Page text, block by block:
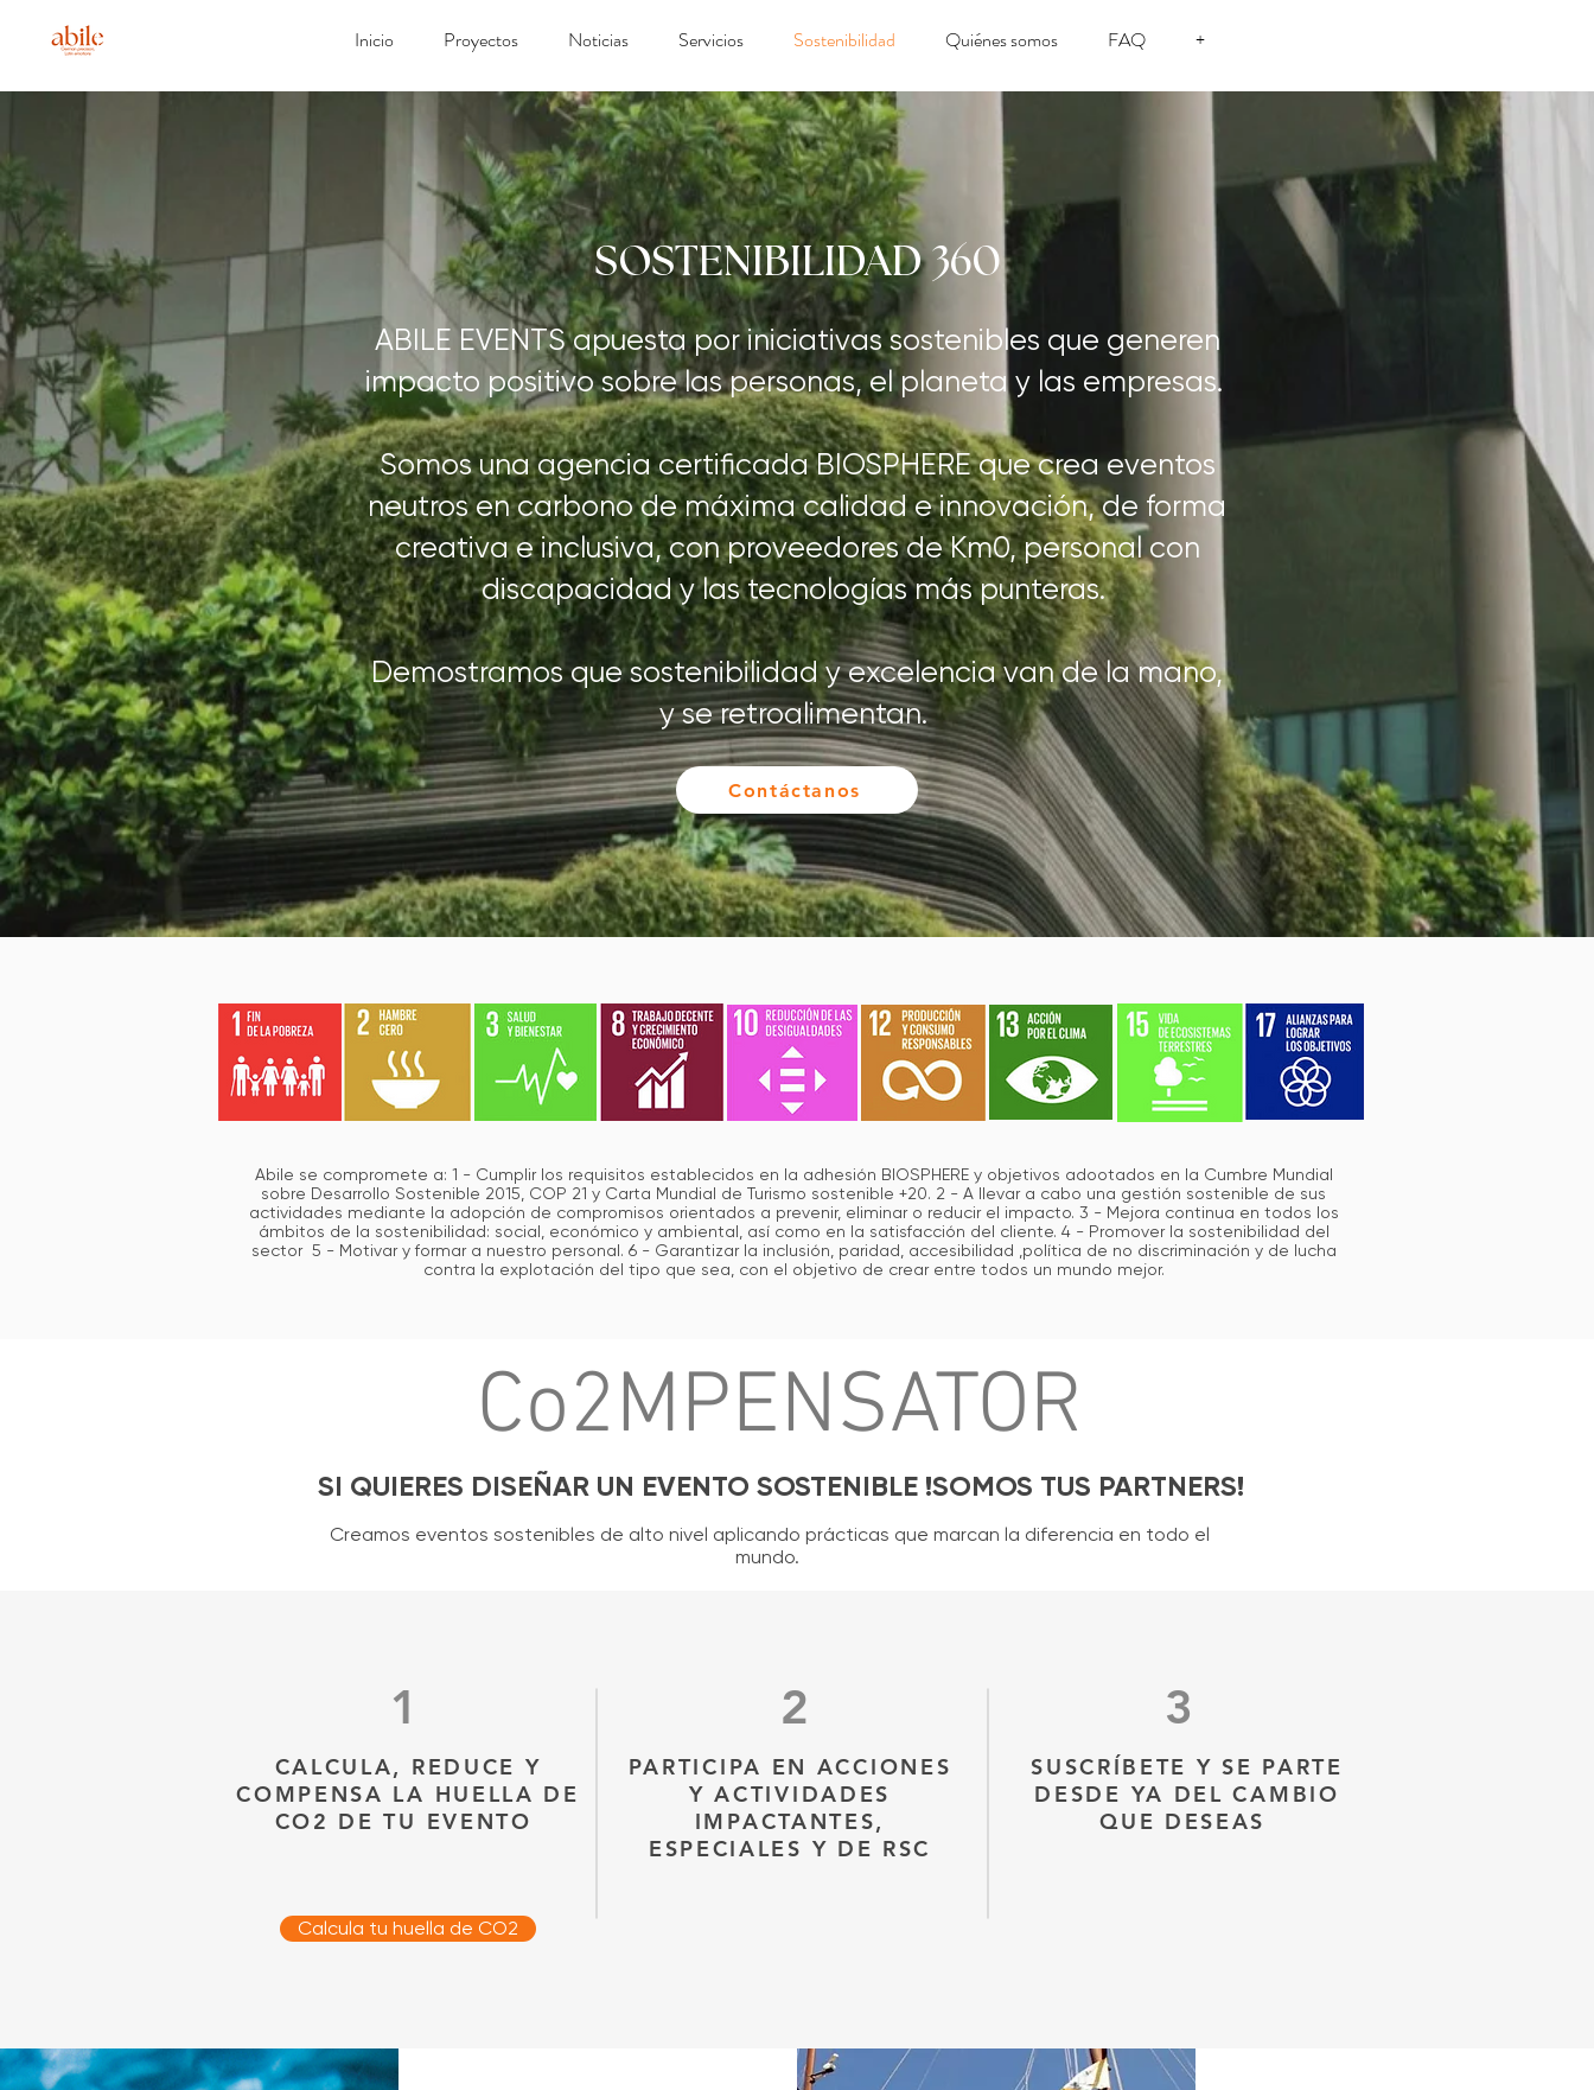
Inicio Proyectos Noticias Servicios Sostenibilidad Quiénes somos FAQ +
SOSTENIBILIDAD 360
ABILE EVENTS apuesta por iniciativas sostenibles que generen
impacto positivo sobre las personas, el planeta y las empresas.
Somos una agencia certificada BIOSPHERE que crea eventos
neutros en carbono de máxima calidad e innovación, de forma
creativa e inclusiva, con proveedores de Km0, personal con
discapacidad y las tecnologías más punteras.
Demostramos que sostenibilidad y excelencia van de la mano,
y se retroalimentan.
Contáctanos
Abile se compromete a: 1 - Cumplir los requisitos establecidos en la adhesión BIOSPHERE y objetivos adootados en la Cumbre Mundial
sobre Desarrollo Sostenible 2015, COP 21 y Carta Mundial de Turismo sostenible +20. 2 - A llevar a cabo una gestión sostenible de sus
actividades mediante la adopción de compromisos orientados a prevenir, eliminar o reducir el impacto. 3 - Mejora continua en todos los
ámbitos de la sostenibilidad: social, económico y ambiental, así como en la satisfacción del cliente. 4 - Promover la sostenibilidad del
sector 5 - Motivar y formar a nuestro personal. 6 - Garantizar la inclusión, paridad, accesibilidad ,política de no discriminación y de lucha
contra la explotación del tipo que sea, con el objetivo de crear entre todos un mundo mejor.
Co2MPENSATOR
SI QUIERES DISEÑAR UN EVENTO SOSTENIBLE !SOMOS TUS PARTNERS!
Creamos eventos sostenibles de alto nivel aplicando prácticas que marcan la diferencia en todo el
mundo.
1 2 3
CALCULA, REDUCE Y
COMPENSA LA HUELLA DE
CO2 DE TU EVENTO
PARTICIPA EN ACCIONES
Y ACTIVIDADES
IMPACTANTES,
ESPECIALES Y DE RSC
SUSCRÍBETE Y SE PARTE
DESDE YA DEL CAMBIO
QUE DESEAS
Calcula tu huella de CO2